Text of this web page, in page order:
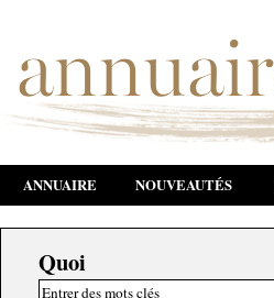
ANNUAIRE NOUVEAUTÉS
Quoi